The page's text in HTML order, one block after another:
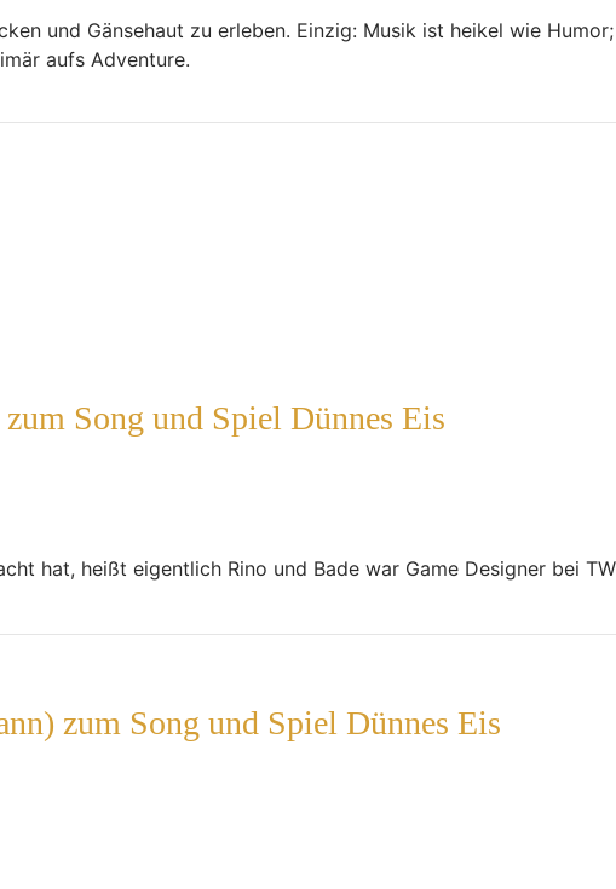
und Gänsehaut zu erleben. Einzig: Musik ist heikel wie
aufs Adventure.
Song und Spiel Dünnes Eis
hat, heißt eigentlich Rino und Bade war Game Designer bei
zum Song und Spiel Dünnes Eis